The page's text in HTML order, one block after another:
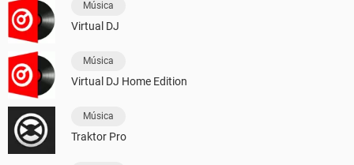
Música
Virtual DJ
Música
Virtual DJ Home Edition
Música
Traktor Pro